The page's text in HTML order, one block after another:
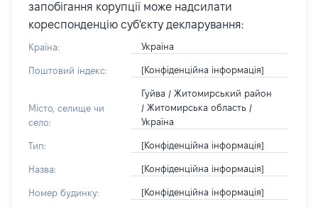
запобігання корупції може надсилати
кореспонденцію суб'єкту декларування:
Країна: Україна
Поштовий індекс: [Конфіденційна інформація]
Місто, селище чи
село:
Гуйва / Житомирський район
/ Житомирська область /
Україна
Тип: [Конфіденційна інформація]
Назва: [Конфіденційна інформація]
Номер будинку: [Конфіденційна інформація]